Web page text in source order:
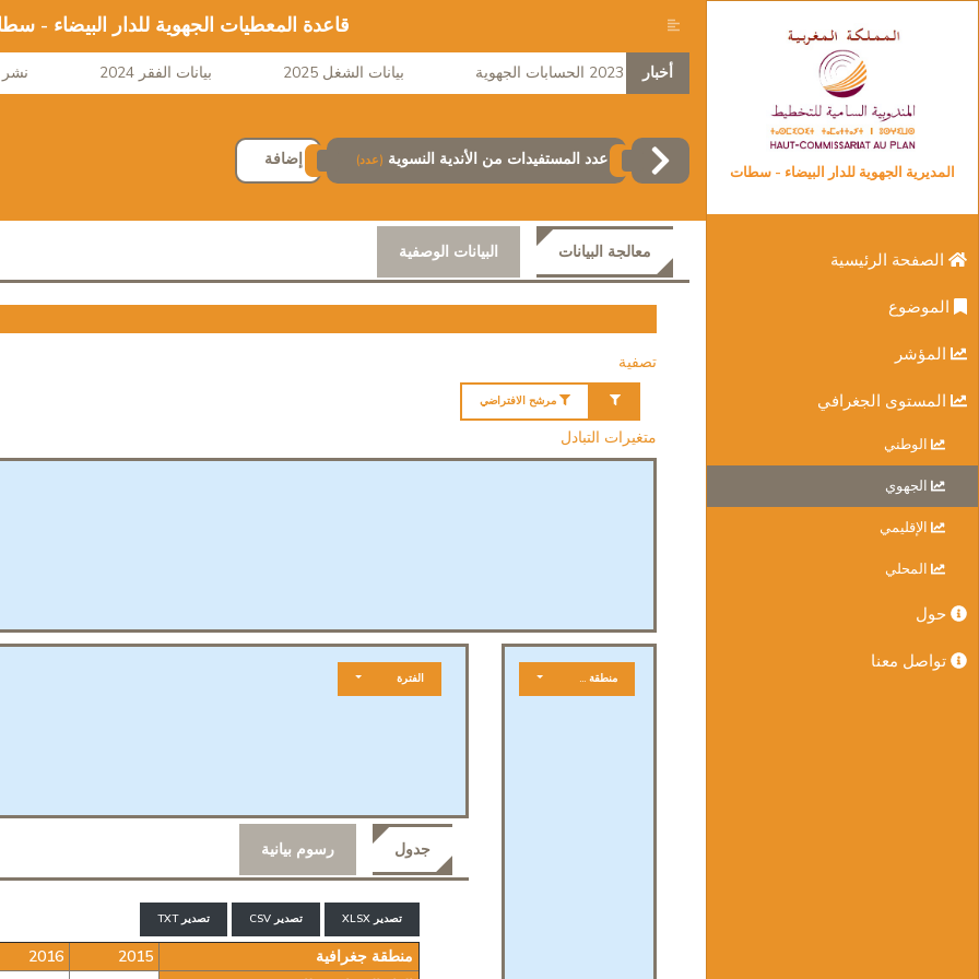
المديرية الجهوية للدار البيضاء - سطات
الصفحة الرئيسية
الموضوع
المؤشر
المستوى الجغرافي
الوطني
الجهوي
الإقليمي
المحلي
حول
تواصل معنا
قاعدة المعطيات الجهوية للدار البيضاء -
أخبار 2023 الحسابات الجهوية بيانات الشغل 2025 بيانات الفقر 2024 نشر
عدد المستفيدات من الأندية النسوية (عدد) إضافة
معالجة البيانات البيانات الوصفية
تصفية
مرشح الافتراضي
متغيرات التبادل
منطقة جغرافية الفترة
جدول رسوم بيانية
تصدير XLSX تصدير CSV تصدير TXT
منطقة جغرافية 2015
2016